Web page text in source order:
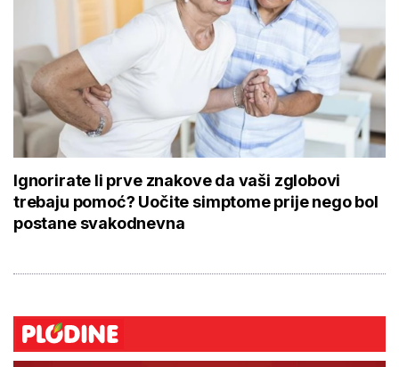
Ignorirate li prve znakove da vaši zglobovi
trebaju pomoć? Uočite simptome prije nego bol
postane svakodnevna